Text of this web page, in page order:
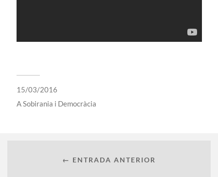
15/03/2016
ASobirania i Democràcia
← ENTRADA ANTERIOR